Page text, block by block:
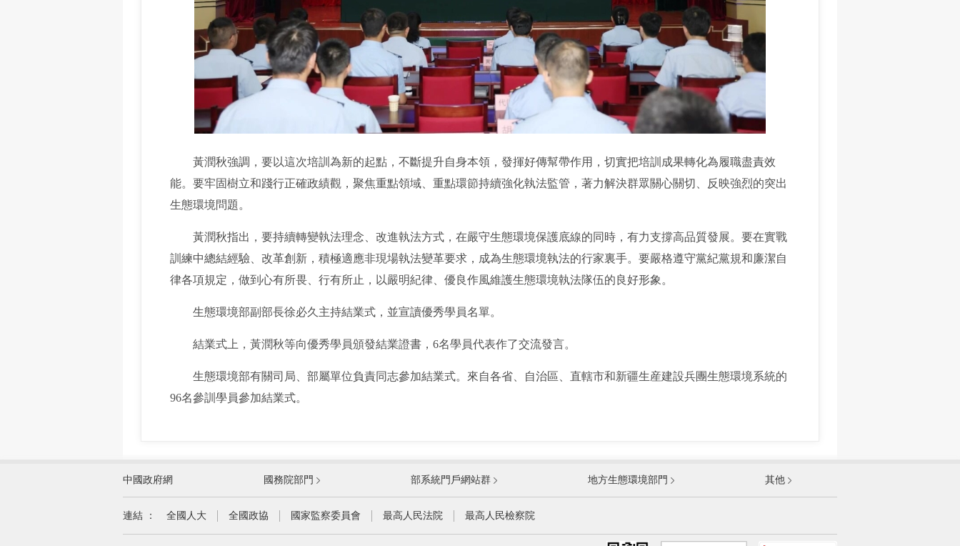
黃潤秋強調，要以這次培訓為新的起點，不斷提升自身本領，發揮好傳幫帶作用，切實把培訓成果轉化為履職盡責效
能。要牢固樹立和踐行正確政績觀，聚焦重點領域、重點環節持續強化執法監管，著力解決群眾關心關切、反映強烈的突出
生態環境問題。
黃潤秋指出，要持續轉變執法理念、改進執法方式，在嚴守生態環境保護底線的同時，有力支撐高品質發展。要在實戰
訓練中總結經驗、改革創新，積極適應非現場執法變革要求，成為生態環境執法的行家裏手。要嚴格遵守黨紀黨規和廉潔自
律各項規定，做到心有所畏、行有所止，以嚴明紀律、優良作風維護生態環境執法隊伍的良好形象。
生態環境部副部長徐必久主持結業式，並宣讀優秀學員名單。
結業式上，黃潤秋等向優秀學員頒發結業證書，6名學員代表作了交流發言。
生態環境部有關司局、部屬單位負責同志參加結業式。來自各省、自治區、直轄市和新疆生産建設兵團生態環境系統的
96名參訓學員參加結業式。
外交部 國防部
國家發展和改革委員會
國家民族事務委員會
公安部
司法部
財政部 人力資源和社會保障部
中國政府網 國務院部門 部系統門戶網站群 地方生態環境部門 其他
連結 ： 全國人大 全國政協 國家監察委員會 最高人民法院 最高人民檢察院